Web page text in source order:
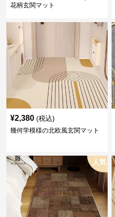
花柄玄関マット
¥2,380 (税込)
幾何学模様の北欧風玄関マット
人気